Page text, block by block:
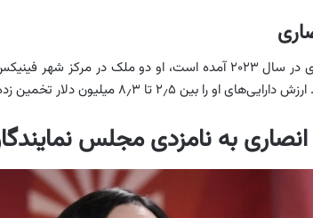
آنطور که در اظهارنامه مالی انصاری در سال ۲۰۲۳ آمده است، او دو
۲٫۵ تا ۸٫۳ میلیون دلار تخمین زده اند.
به نامزدی مجلس